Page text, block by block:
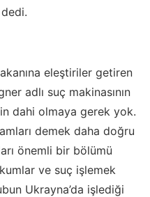
eleştiriler getiren
adlı suç makinasının
dahi olmaya gerek yok.
demek daha doğru
önemli bir bölümü
ve suç işlemek
Ukrayna’da işlediği